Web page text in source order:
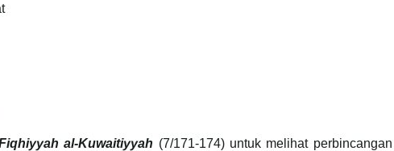
al-Kuwaitiyyah (7/171-174) untuk melihat